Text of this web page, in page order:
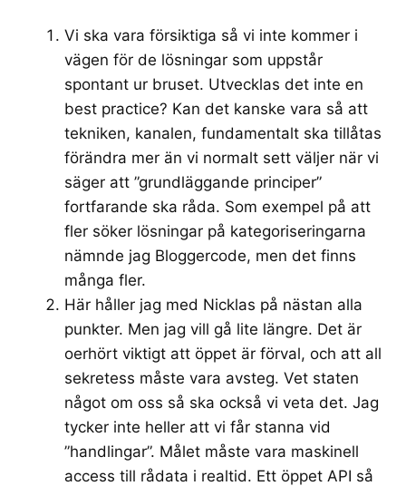
Vi ska vara försiktiga så vi inte kommer i
vägen för de lösningar som uppstår
spontant ur bruset. Utvecklas det inte en
best practice? Kan det kanske vara så att
tekniken, kanalen, fundamentalt ska tillåtas
förändra mer än vi normalt sett väljer när vi
säger att ”grundläggande principer”
fortfarande ska råda. Som exempel på att
fler söker lösningar på kategoriseringarna
nämnde jag Bloggercode, men det finns
många fler.
Här håller jag med Nicklas på nästan alla
punkter. Men jag vill gå lite längre. Det är
oerhört viktigt att öppet är förval, och att all
sekretess måste vara avsteg. Vet staten
något om oss så ska också vi veta det. Jag
tycker inte heller att vi får stanna vid
”handlingar”. Målet måste vara maskinell
access till rådata i realtid. Ett öppet API så